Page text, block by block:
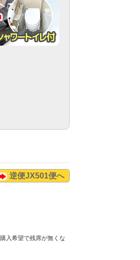
逆便JX501便へ
入希望で残席が無くな